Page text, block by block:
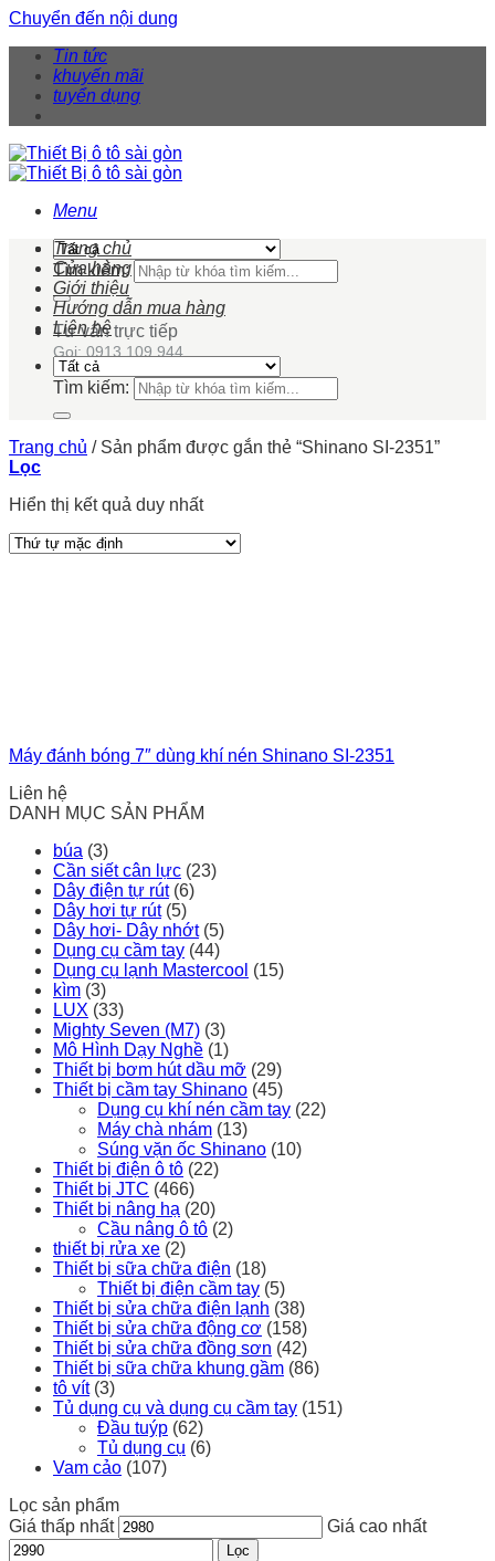
Chuyển đến nội dung
Tin tức
khuyến mãi
tuyển dụng
Menu
Tìm kiếm:
Tư vấn trực tiếp
Gọi: 0913 109 944
Trang chủ
Cửa hàng
Giới thiệu
Hướng dẫn mua hàng
Liên hệ
Tìm kiếm:
Trang chủ /Sản phẩm được gắn thẻ “Shinano SI-2351”
Lọc
Hiển thị kết quả duy nhất
Máy đánh bóng 7″ dùng khí nén Shinano SI-2351
Liên hệ
DANH MỤC SẢN PHẨM
búa (3)
Cần siết cân lực (23)
Dây điện tự rút (6)
Dây hơi tự rút (5)
Dây hơi- Dây nhớt (5)
Dụng cụ cầm tay (44)
Dụng cụ lạnh Mastercool (15)
kìm (3)
LUX (33)
Mighty Seven (M7) (3)
Mô Hình Dạy Nghề (1)
Thiết bị bơm hút dầu mỡ (29)
Thiết bị cầm tay Shinano (45)
Dụng cụ khí nén cầm tay (22)
Máy chà nhám (13)
Súng vặn ốc Shinano (10)
Thiết bị điện ô tô (22)
Thiết bị JTC (466)
Thiết bị nâng hạ (20)
Cầu nâng ô tô (2)
thiết bị rửa xe (2)
Thiết bị sữa chữa điện (18)
Thiết bị điện cầm tay (5)
Thiết bị sửa chữa điện lạnh (38)
Thiết bị sửa chữa động cơ (158)
Thiết bị sửa chữa đồng sơn (42)
Thiết bị sữa chữa khung gầm (86)
tô vít (3)
Tủ dụng cụ và dụng cụ cầm tay (151)
Đầu tuýp (62)
Tủ dụng cụ (6)
Vam cảo (107)
Lọc sản phẩm
Giá thấp nhất
Giá cao nhất
Lọc